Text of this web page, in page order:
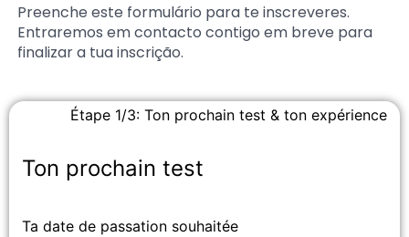
Preenche este formulário para te inscreveres.
Entraremos em contacto contigo em breve para
finalizar a tua inscrição.
Étape 1/3: Ton prochain test & ton expérience
Ton prochain test
Ta date de passation souhaitée